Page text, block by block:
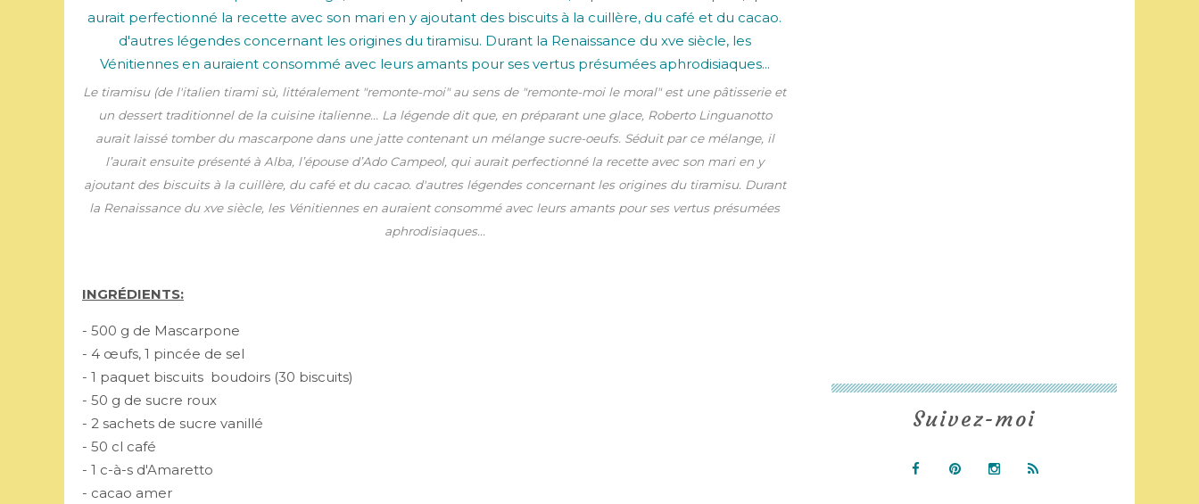
Le tiramisu (de l'italien tirami sù, littéralement "remonte-moi" au sens de "remonte-moi le moral" est une pâtisserie et
un dessert traditionnel de la cuisine italienne... La légende dit que, en préparant une glace, Roberto Linguanotto
aurait laissé tomber du mascarpone dans une jatte contenant un mélange sucre-oeufs. Séduit par ce mélange, il
l’aurait ensuite présenté à Alba, l’épouse d’Ado Campeol, qui aurait perfectionné la recette avec son mari en y
ajoutant des biscuits à la cuillère, du café et du cacao. d'autres légendes concernant les origines du tiramisu. Durant
la Renaissance du xve siècle, les Vénitiennes en auraient consommé avec leurs amants pour ses vertus présumées
aphrodisiaques...
INGRÉDIENTS:
- 500 g de Mascarpone
- 4 œufs, 1 pincée de sel
- 1 paquet biscuits boudoirs (30 biscuits)
- 50 g de sucre roux
- 2 sachets de sucre vanillé
- 50 cl café
- 1 c-à-s d'Amaretto
- cacao amer
Suivez-moi